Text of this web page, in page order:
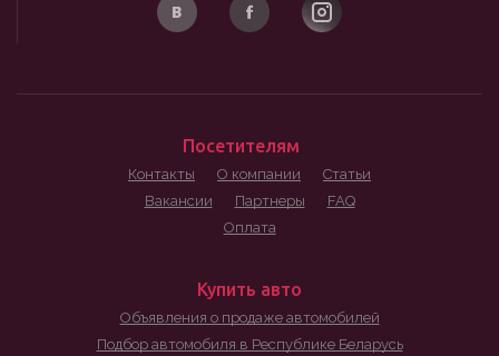
Посетителям
Контакты О компании
Статьи
Вакансии
Партнеры
FAQ
Оплата
Купить авто
Объявления о продаже автомобилей
Подбор автомобиля в Республике Беларусь